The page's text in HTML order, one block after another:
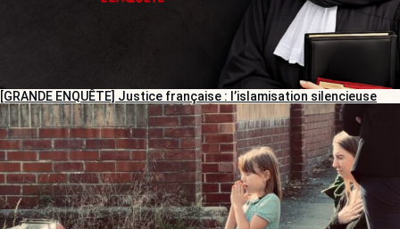
[GRANDE ENQUÊTE] Justice française : l’islamisation silencieuse